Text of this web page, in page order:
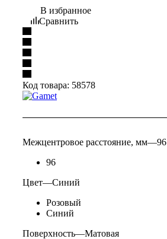
В избранное
Сравнить
Код товара: 58578
Межцентровое расстояние, мм—96
96
Цвет—Синий
Розовый
Синий
Поверхность—Матовая